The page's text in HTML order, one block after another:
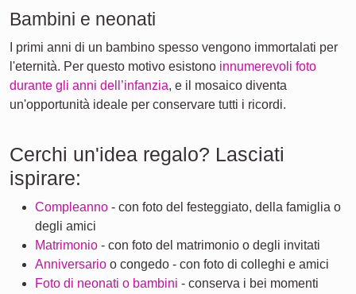
Bambini e neonati
I primi anni di un bambino spesso vengono immortalati per
l'eternità. Per questo motivo esistono innumerevoli foto
durante gli anni dell’infanzia, e il mosaico diventa
un'opportunità ideale per conservare tutti i ricordi.
Cerchi un'idea regalo? Lasciati
ispirare:
Compleanno - con foto del festeggiato, della famiglia o
degli amici
Matrimonio - con foto del matrimonio o degli invitati
Anniversario o congedo - con foto di colleghi e amici
Foto di neonati o bambini - conserva i bei momenti